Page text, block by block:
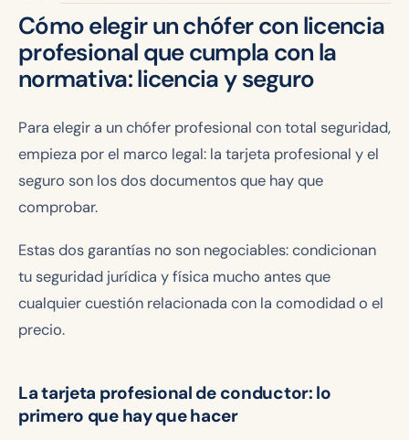
Cómo elegir un chófer con licencia
profesional que cumpla con la
normativa: licencia y seguro
Para elegir a un chófer profesional con total seguridad,
empieza por el marco legal: la tarjeta profesional y el
seguro son los dos documentos que hay que
comprobar.
Estas dos garantías no son negociables: condicionan
tu seguridad jurídica y física mucho antes que
cualquier cuestión relacionada con la comodidad o el
precio.
La tarjeta profesional de conductor: lo
primero que hay que hacer